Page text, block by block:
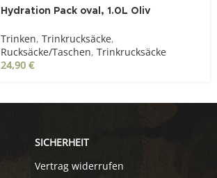
Hydration Pack oval, 1.0L Oliv
Trinken, Trinkrucksäcke,
Rucksäcke/Taschen, Trinkrucksäcke
24,90 €
SICHERHEIT
Vertrag widerrufen